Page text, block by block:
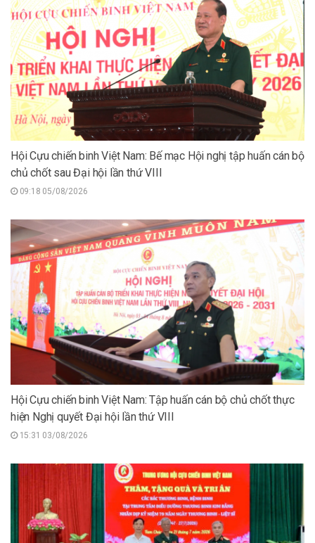
Hội Cựu chiến binh Việt Nam: Bế mạc Hội nghị tập huấn cán bộ
chủ chốt sau Đại hội lần thứ VIII
09:18 05/08/2026
Hội Cựu chiến binh Việt Nam: Tập huấn cán bộ chủ chốt thực
hiện Nghị quyết Đại hội lần thứ VIII
15:31 03/08/2026